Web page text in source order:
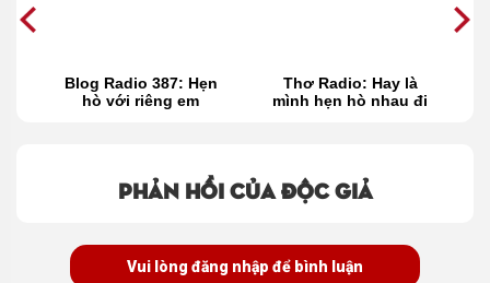
Blog Radio 387: Hẹn
hò với riêng em
Thơ Radio: Hay là
mình hẹn hò nhau đi
Phản hồi của độc giả
Vui lòng đăng nhập để bình luận